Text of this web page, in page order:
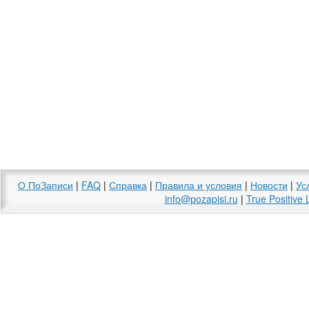
О ПоЗаписи | FAQ | Справка | Правила и условия | Новости |
info@pozapisi.ru | True Positive